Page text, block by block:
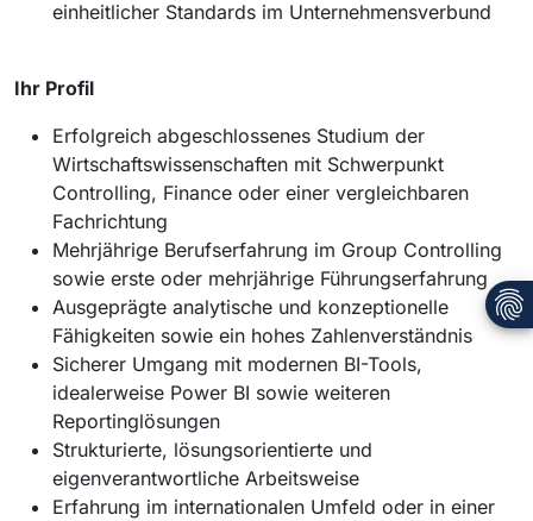
einheitlicher Standards im Unternehmensverbund
Ihr Profil
Erfolgreich abgeschlossenes Studium der
Wirtschaftswissenschaften mit Schwerpunkt
Controlling, Finance oder einer vergleichbaren
Fachrichtung
Mehrjährige Berufserfahrung im Group Controlling
sowie erste oder mehrjährige Führungserfahrung
Ausgeprägte analytische und konzeptionelle
Fähigkeiten sowie ein hohes Zahlenverständnis
Sicherer Umgang mit modernen BI-Tools,
idealerweise Power BI sowie weiteren
Reportinglösungen
Strukturierte, lösungsorientierte und
eigenverantwortliche Arbeitsweise
Erfahrung im internationalen Umfeld oder in einer